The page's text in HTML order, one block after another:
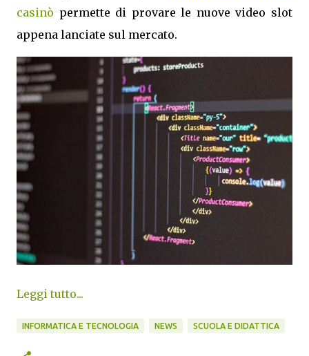
casinò permette di provare le nuove video slot
appena lanciate sul mercato.
Leggi tutto...
INFORMATICA E TECNOLOGIA NEWS SCUOLA E DIDATTICA